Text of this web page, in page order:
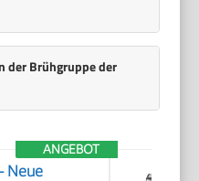
der Brühgruppe der
ANGEBOT
Neue